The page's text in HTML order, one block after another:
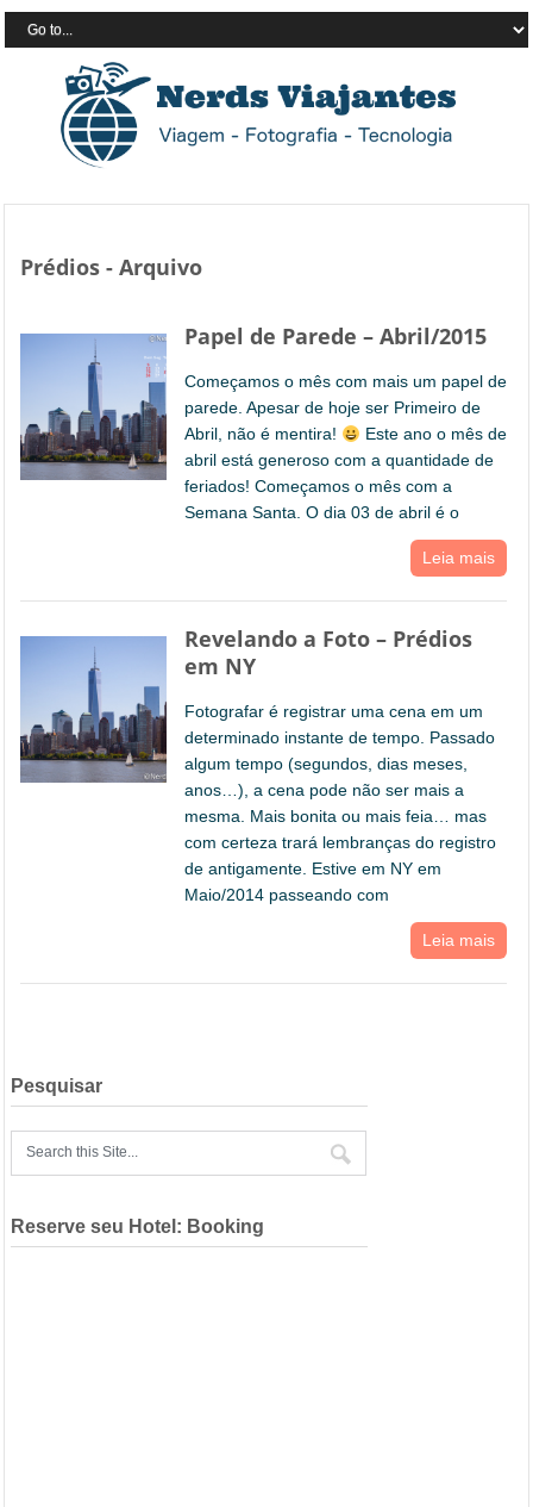
Prédios - Arquivo
Papel de Parede – Abril/2015
Começamos o mês com mais um papel de
parede. Apesar de hoje ser Primeiro de
Abril, não é mentira!
Este ano o mês de
abril está generoso com a quantidade de
feriados! Começamos o mês com a
Semana Santa. O dia 03 de abril é o
Leia mais
Revelando a Foto – Prédios
em NY
Fotografar é registrar uma cena em um
determinado instante de tempo. Passado
algum tempo (segundos, dias meses,
anos…), a cena pode não ser mais a
mesma. Mais bonita ou mais feia… mas
com certeza trará lembranças do registro
de antigamente. Estive em NY em
Maio/2014 passeando com
Leia mais
Pesquisar
Reserve seu Hotel: Booking